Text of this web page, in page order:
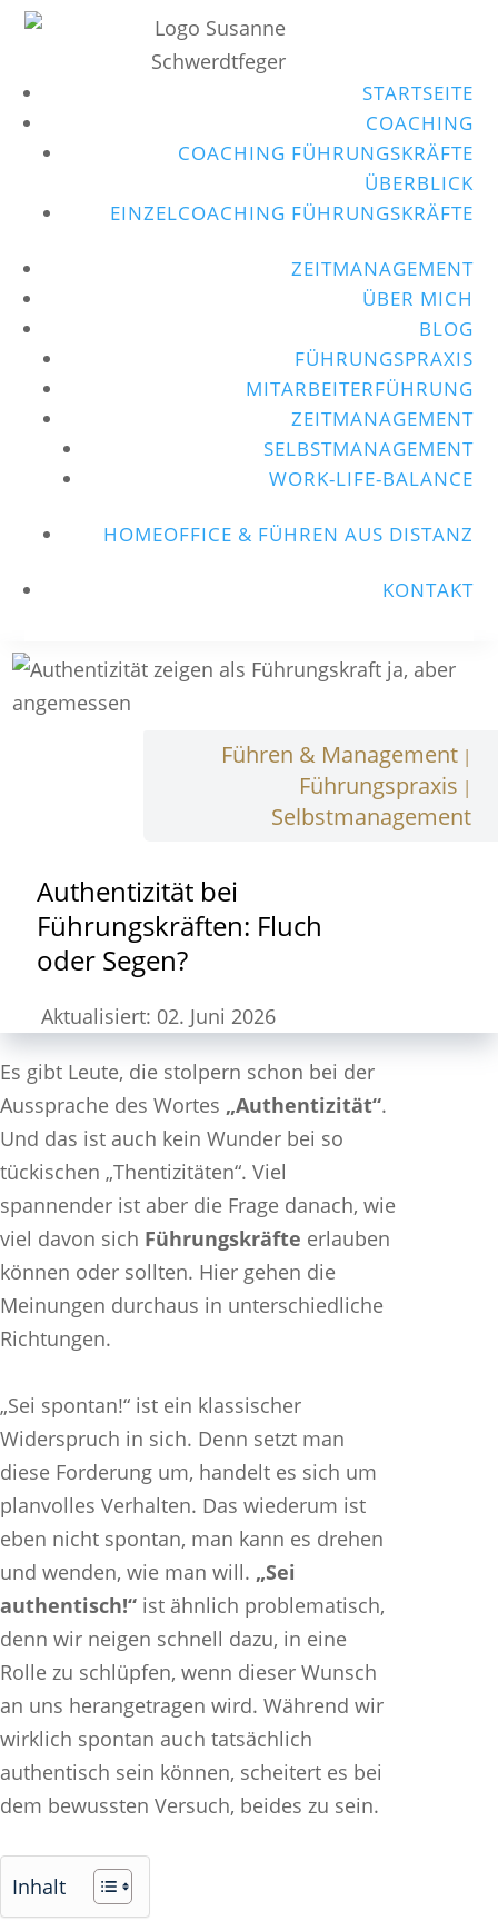
STARTSEITE
COACHING
COACHING FÜHRUNGSKRÄFTE
ÜBERBLICK
EINZELCOACHING FÜHRUNGSKRÄFTE
ZEITMANAGEMENT
ÜBER MICH
BLOG
FÜHRUNGSPRAXIS
MITARBEITERFÜHRUNG
ZEITMANAGEMENT
SELBSTMANAGEMENT
WORK-LIFE-BALANCE
HOMEOFFICE & FÜHREN AUS DISTANZ
KONTAKT
Führen & Management |
Führungspraxis |
Selbstmanagement
Authentizität bei
Führungskräften: Fluch
oder Segen?
Aktualisiert: 02. Juni 2026
Es gibt Leute, die stolpern schon bei der
Aussprache des Wortes „Authentizität“.
Und das ist auch kein Wunder bei so
tückischen „Thentizitäten“. Viel
spannender ist aber die Frage danach, wie
viel davon sich Führungskräfte erlauben
können oder sollten. Hier gehen die
Meinungen durchaus in unterschiedliche
Richtungen.
„Sei spontan!“ ist ein klassischer
Widerspruch in sich. Denn setzt man
diese Forderung um, handelt es sich um
planvolles Verhalten. Das wiederum ist
eben nicht spontan, man kann es drehen
und wenden, wie man will. „Sei
authentisch!“ ist ähnlich problematisch,
denn wir neigen schnell dazu, in eine
Rolle zu schlüpfen, wenn dieser Wunsch
an uns herangetragen wird. Während wir
wirklich spontan auch tatsächlich
authentisch sein können, scheitert es bei
dem bewussten Versuch, beides zu sein.
Inhalt